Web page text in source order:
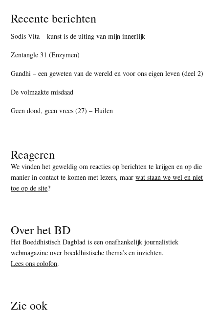
Recente berichten
Sodis Vita – kunst is de uiting van mijn innerlijk
Zentangle 31 (Enzymen)
Gandhi – een geweten van de wereld en voor ons eigen leven (deel 2)
De volmaakte misdaad
Geen dood, geen vrees (27) – Huilen
Reageren
We vinden het geweldig om reacties op berichten te krijgen en op die
manier in contact te komen met lezers, maarwat staan we wel en niet
toe op de site?
Over het BD
Het Boeddhistisch Dagblad is een onafhankelijk journalistiek
webmagazine over boeddhistische thema’s en inzichten.
Lees ons colofon.
Zie ook